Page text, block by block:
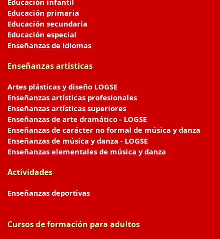
Educación primaria
Educación secundaria
Educación especial
Enseñanzas de idiomas
Enseñanzas artísticas
Artes plásticas y diseño LOGSE
Enseñanzas artísticas profesionales
Enseñanzas artísticas superiores
Enseñanzas de arte dramático - LOGSE
Enseñanzas de carácter no formal de música y danza
Enseñanzas de música y danza - LOGSE
Enseñanzas elementales de música y danza
Actividades
Enseñanzas deportivas
Cursos de formación para adultos